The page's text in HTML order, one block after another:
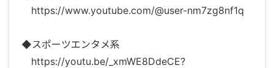
https://www.youtube.com/@user-nm7zg8nf1q
◆スポーツエンタメ系
https://youtu.be/_xmWE8DdeCE?